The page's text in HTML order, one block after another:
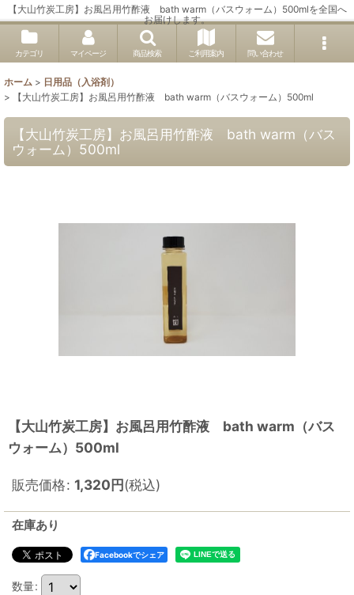
【大山竹炭工房】お風呂用竹酢液 bath warm（バスウォーム）500mlを全国へ
お届けします。
カテゴリ マイページ 商品検索 ご利用案内 問い合わせ
ホーム > 日用品（入浴剤）
>
【大山竹炭工房】お風呂用竹酢液 bath warm（バスウォーム）500ml
【大山竹炭工房】お風呂用竹酢液 bath warm（バス
ウォーム）500ml
【大山竹炭工房】お風呂用竹酢液 bath warm（バス
ウォーム）500ml
販売価格: 1,320円(税込)
在庫あり
Facebookでシェア
数量: